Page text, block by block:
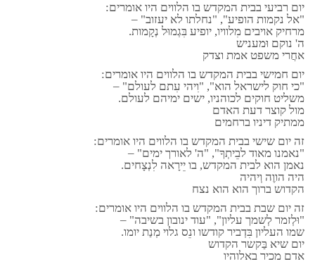
יום רביעי בבית המקדש בו הלווים היו אומרים:
"אל נקמות הופיע", "נחלתו לא יעזוב" –
מרחיק אויבים מִלוויו, יופיע בִּגְמוּל נְקָמות.
ה' נוקם וּמעניש
אחֲרי משפט אמת וצדק
יום חמישי בבית המקדש בו הלווים היו אומרים:
"כי חוק לישראל הוא", "וִיהי עִתם לעולם" –
משליט חוקים לכוהניו, ישים ימיהם לעולם.
מול קוצר דעת האדם
ממתיק דיניו ברחמים
זה יום שישי בבית המקדש בו הלווים היו אומרים:
"נאמנו מאוד לבֵיתְךָ", "ה' לאורך ימים" –
נאמן הוא לבית המקדש, בו יֵירָאה לִנְצָחים.
היה הווֶה וְיהיה
הקדוש ברוך הוא הוא נצח
זה יום שבת בבית המקדש בו הלווים היו אומרים:
"וּלְזמר לְשמך עליון", "עוד ינובון בשיבה" –
שמו העליון בִּדְביר קודשו ונֵס גלוי מְנַת יומו.
יום שיא בַּקשר הקדוש
אדם מכיר באלוהיו